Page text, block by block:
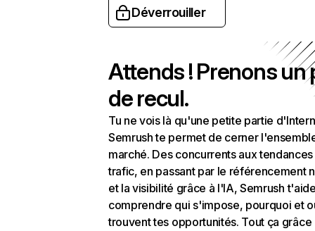
Déverrouiller
Attends ! Prenons un
de recul.
Tu ne vois là qu'une petite partie
Semrush te permet de cerner
marché. Des concurrents aux
trafic, en passant par le référencement
et la visibilité grâce à l'IA, Semrush
comprendre qui s'impose, pourquoi et
trouvent tes opportunités. Tout ça grâce